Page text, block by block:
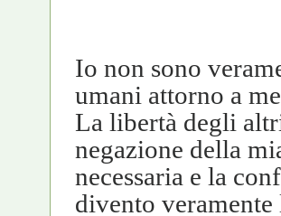
Io non sono
umani attorno a
La libertà degli
negazione della
necessaria e la
divento